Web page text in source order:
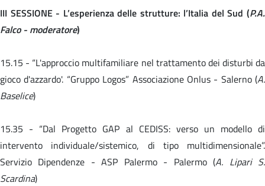
III SESSIONE - L’esperienza delle strutture: l’Italia del Sud (P.A.
Falco - moderatore)
15.15 - “L'approccio multifamiliare nel trattamento dei disturbi da
gioco d'azzardo'. “Gruppo Logos” Associazione Onlus - Salerno (A.
Baselice)
15.35 - “Dal Progetto GAP al CEDISS: verso un modello di
intervento individuale/sistemico, di tipo multidimensionale”.
Servizio Dipendenze - ASP Palermo - Palermo (A. Lipari S.
Scardina)